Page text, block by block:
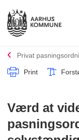
Privat
Print
Værd at